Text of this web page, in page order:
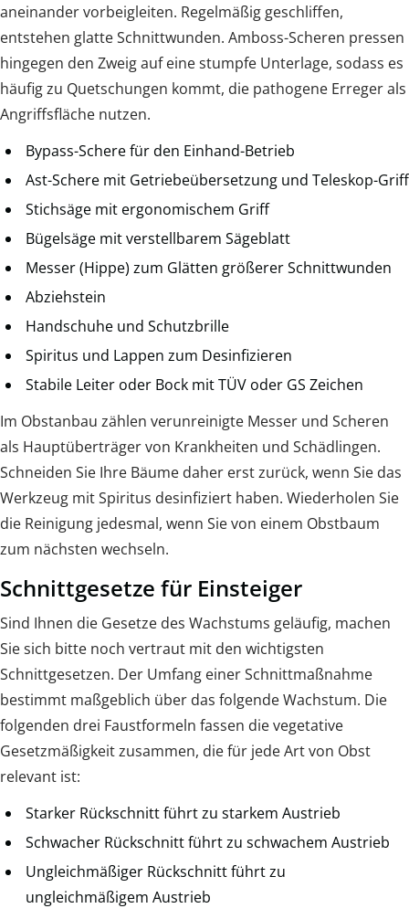
aneinander vorbeigleiten. Regelmäßig geschliffen,
entstehen glatte Schnittwunden. Amboss-Scheren pressen
hingegen den Zweig auf eine stumpfe Unterlage, sodass es
häufig zu Quetschungen kommt, die pathogene Erreger als
Angriffsfläche nutzen.
Bypass-Schere für den Einhand-Betrieb
Ast-Schere mit Getriebeübersetzung und Teleskop-Griff
Stichsäge mit ergonomischem Griff
Bügelsäge mit verstellbarem Sägeblatt
Messer (Hippe) zum Glätten größerer Schnittwunden
Abziehstein
Handschuhe und Schutzbrille
Spiritus und Lappen zum Desinfizieren
Stabile Leiter oder Bock mit TÜV oder GS Zeichen
Im Obstanbau zählen verunreinigte Messer und Scheren
als Hauptüberträger von Krankheiten und Schädlingen.
Schneiden Sie Ihre Bäume daher erst zurück, wenn Sie das
Werkzeug mit Spiritus desinfiziert haben. Wiederholen Sie
die Reinigung jedesmal, wenn Sie von einem Obstbaum
zum nächsten wechseln.
Schnittgesetze für Einsteiger
Sind Ihnen die Gesetze des Wachstums geläufig, machen
Sie sich bitte noch vertraut mit den wichtigsten
Schnittgesetzen. Der Umfang einer Schnittmaßnahme
bestimmt maßgeblich über das folgende Wachstum. Die
folgenden drei Faustformeln fassen die vegetative
Gesetzmäßigkeit zusammen, die für jede Art von Obst
relevant ist:
Starker Rückschnitt führt zu starkem Austrieb
Schwacher Rückschnitt führt zu schwachem Austrieb
Ungleichmäßiger Rückschnitt führt zu
ungleichmäßigem Austrieb